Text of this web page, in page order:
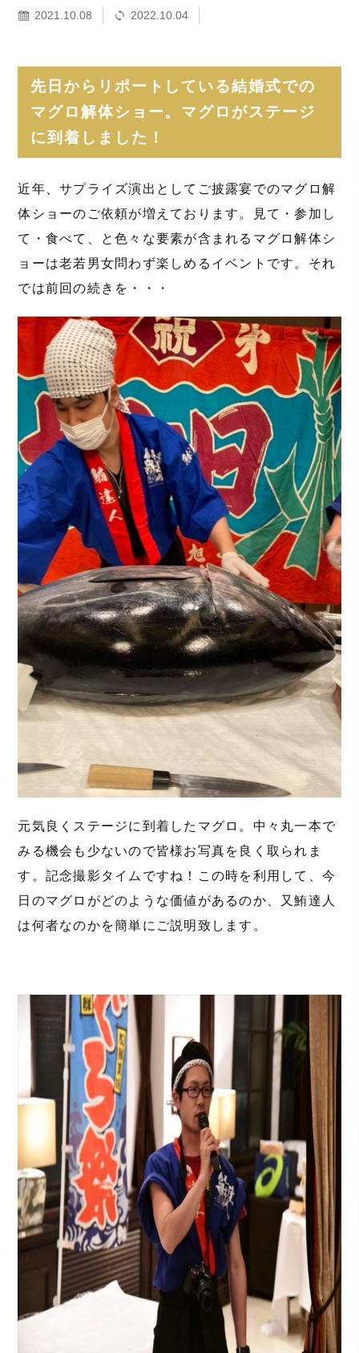
2021.10.08 2022.10.04
先日からリポートしている結婚式での
マグロ解体ショー。マグロがステージ
に到着しました！
近年、サプライズ演出としてご披露宴でのマグロ解
体ショーのご依頼が増えております。見て・参加し
て・食べて、と色々な要素が含まれるマグロ解体シ
ョーは老若男女問わず楽しめるイベントです。それ
では前回の続きを・・・
元気良くステージに到着したマグロ。中々丸一本で
みる機会も少ないので皆様お写真を良く取られま
す。記念撮影タイムですね！この時を利用して、今
日のマグロがどのような価値があるのか、又鮪達人
は何者なのかを簡単にご説明致します。